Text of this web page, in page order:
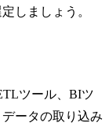
しましょう。
ツール、BIツ
ータの取り込み